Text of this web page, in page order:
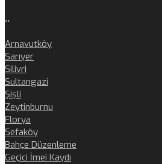
..
Arnavutköy
Sarıyer
Silivri
Sultangazi
Şişli
Zeytinburnu
Florya
Sefaköy
Bahçe Düzenleme
Geçici İmei Kaydı